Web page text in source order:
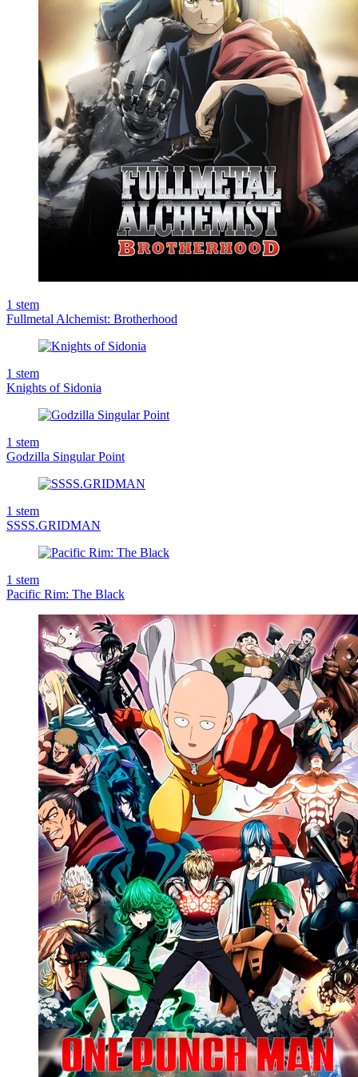
1 stem
Fullmetal Alchemist: Brotherhood
1 stem
Knights of Sidonia
1 stem
Godzilla Singular Point
1 stem
SSSS.GRIDMAN
1 stem
Pacific Rim: The Black